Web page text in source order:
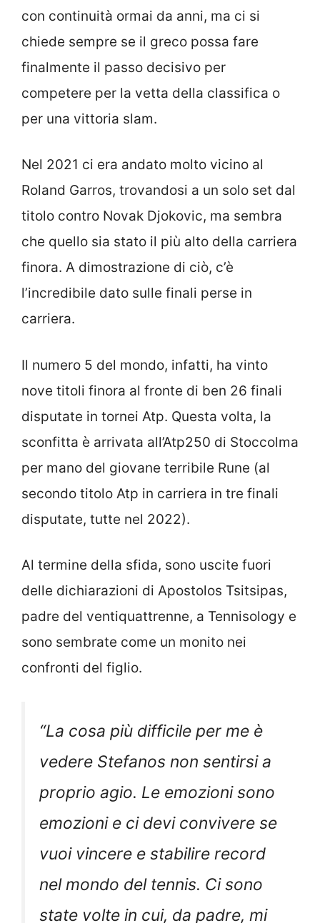
con continuità ormai da anni, ma ci si
chiede sempre se il greco possa fare
finalmente il passo decisivo per
competere per la vetta della classifica o
per una vittoria slam.
Nel 2021 ci era andato molto vicino al
Roland Garros, trovandosi a un solo set dal
titolo contro Novak Djokovic, ma sembra
che quello sia stato il più alto della carriera
finora. A dimostrazione di ciò, c’è
l’incredibile dato sulle finali perse in
carriera.
Il numero 5 del mondo, infatti, ha vinto
nove titoli finora al fronte di ben 26 finali
disputate in tornei Atp. Questa volta, la
sconfitta è arrivata all’Atp250 di Stoccolma
per mano del giovane terribile Rune (al
secondo titolo Atp in carriera in tre finali
disputate, tutte nel 2022).
Al termine della sfida, sono uscite fuori
delle dichiarazioni di Apostolos Tsitsipas,
padre del ventiquattrenne, a Tennisology e
sono sembrate come un monito nei
confronti del figlio.
“La cosa più difficile per me è
vedere Stefanos non sentirsi a
proprio agio. Le emozioni sono
emozioni e ci devi convivere se
vuoi vincere e stabilire record
nel mondo del tennis. Ci sono
state volte in cui, da padre, mi